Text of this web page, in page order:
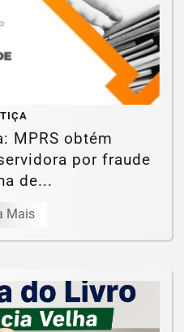
MPRS obtém
por fraude
de...
Mais